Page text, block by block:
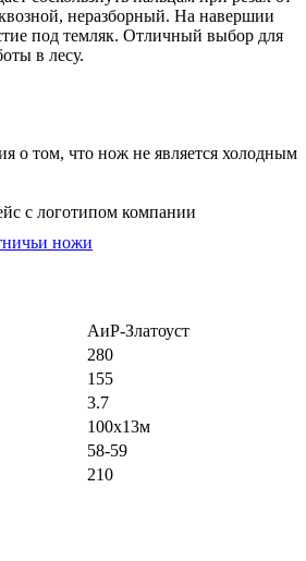
неразборный. На навершии
под темляк. Отличный выбор для
в лесу.
о том, что нож не является холодным
с логотипом компании
ножи
АиР-Златоуст
280
155
3.7
100х13м
58-59
210